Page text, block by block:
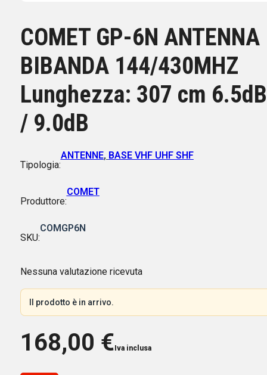
COMET GP-6N ANTENNA
BIBANDA 144/430MHZ
Lunghezza: 307 cm 6.5dB
/ 9.0dB
Tipologia:
ANTENNE, BASE VHF UHF SHF
Produttore:
COMET
SKU:
COMGP6N
Nessuna valutazione ricevuta
Il prodotto è in arrivo.
168,00 €Iva inclusa